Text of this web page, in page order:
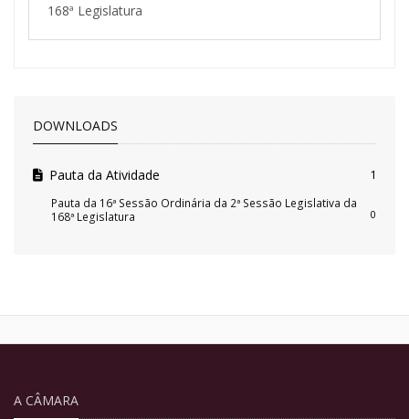
168ª Legislatura
DOWNLOADS
Pauta da Atividade 1
Pauta da 16ª Sessão Ordinária da 2ª Sessão Legislativa da
168ª Legislatura
0
A CÂMARA